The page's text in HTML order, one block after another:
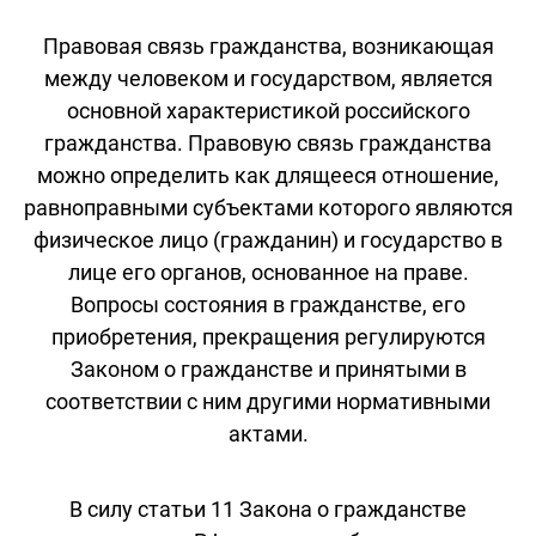
Правовая связь гражданства, возникающая
между человеком и государством, является
основной характеристикой российского
гражданства. Правовую связь гражданства
можно определить как длящееся отношение,
равноправными субъектами которого являются
физическое лицо (гражданин) и государство в
лице его органов, основанное на праве.
Вопросы состояния в гражданстве, его
приобретения, прекращения регулируются
Законом о гражданстве и принятыми в
соответствии с ним другими нормативными
актами.
В силу статьи 11 Закона о гражданстве